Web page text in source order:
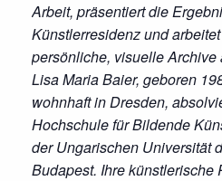
Arbeit, präsentiert die
Künstlerresidenz und
persönliche, visuelle Archive
Lisa Maria Baier, geboren
wohnhaft in Dresden,
Hochschule für Bildende
der Ungarischen Universität
Budapest. Ihre künstlerische